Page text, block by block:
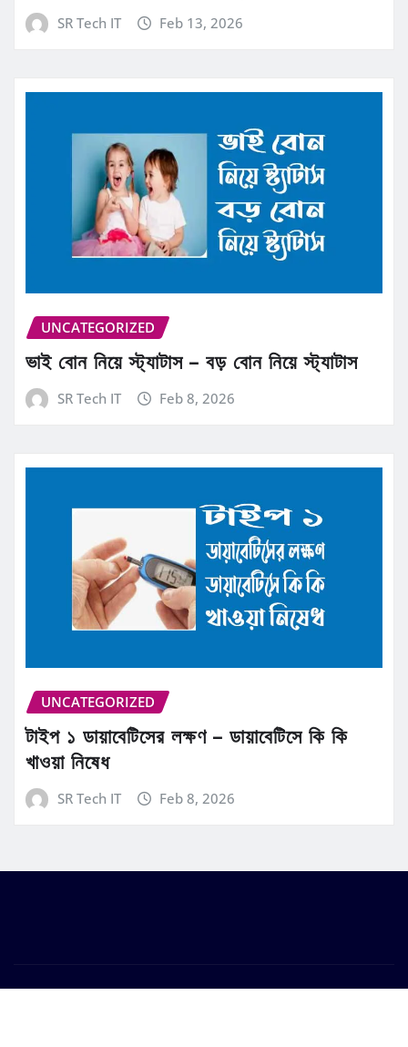
SR Tech IT Feb 13, 2026
UNCATEGORIZED
ভাই বোন নিয়ে স্ট্যাটাস – বড় বোন নিয়ে স্ট্যাটাস
SR Tech IT Feb 8, 2026
UNCATEGORIZED
টাইপ ১ ডায়াবেটিসের লক্ষণ – ডায়াবেটিসে কি কি
খাওয়া নিষেধ
SR Tech IT Feb 8, 2026